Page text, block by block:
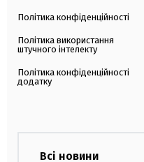
Політика конфіденційності
Політика використання
штучного інтелекту
Політика конфіденційності
додатку
Всі новини